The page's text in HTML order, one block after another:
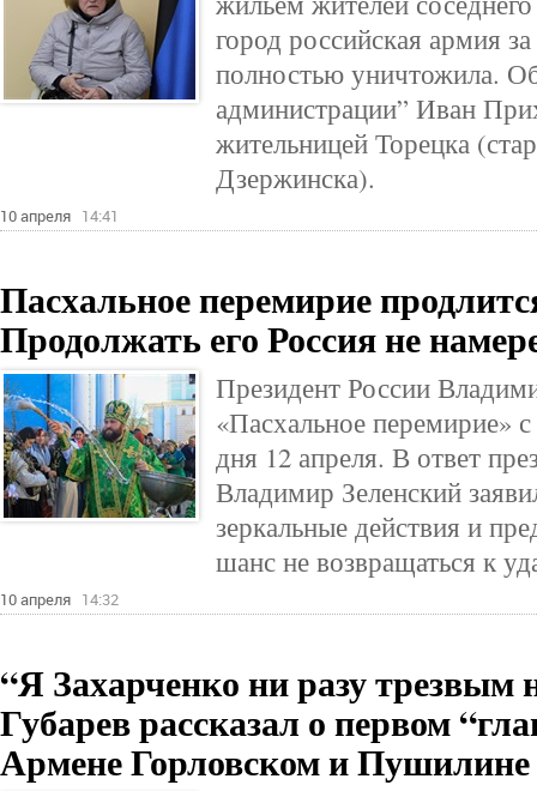
город российская армия
полностью уничтожила.
администрации” Иван
жительницей Торецка
Дзержинска).
10 апреля 14:41
Пасхальное перемирие
Продолжать его Россия не
Президент России
«Пасхальное перемирие»
дня 12 апреля. В ответ
Владимир Зеленский
зеркальные действия и
шанс не возвращаться к
10 апреля 14:32
“Я Захарченко ни разу трезвым
Губарев рассказал о первом
Армене Горловском и Пушилине